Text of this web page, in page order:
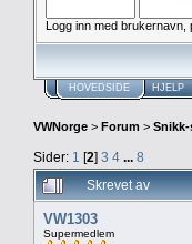
Logg inn med brukernavn,
HOVEDSIDE HJELP
VWNorge > Forum >
Sider: 1 [2] 3 4 ... 8
Skrevet av
VW1303
Supermedlem